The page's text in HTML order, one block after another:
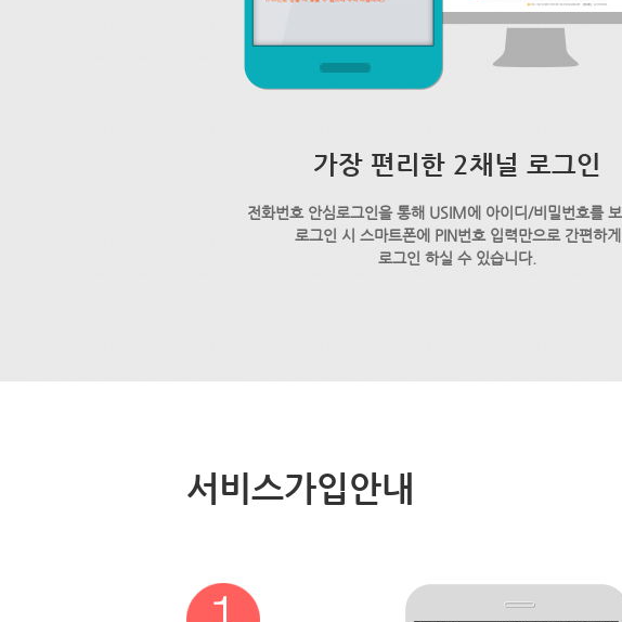
가장 편리한 2채널 로그인
전화번호 안심로그인을 통해 USIM에 아이디/비밀번호를 보
로그인 시 스마트폰에 PIN번호 입력만으로 간편하게
로그인 하실 수 있습니다.
서비스가입안내